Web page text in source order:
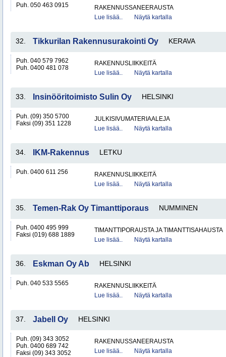
Puh. 050 463 0915
RAKENNUSSANEERAUSTA
Lue lisää..
Näytä kartalla
32. Tikkurilan Rakennusurakointi Oy KERAVA
Puh. 040 579 7962
Puh. 0400 481 078
RAKENNUSLIIKKEITÄ
Lue lisää..
Näytä kartalla
33. Insinööritoimisto Sulin Oy HELSINKI
Puh. (09) 350 5700
Faksi (09) 351 1228
JULKISIVUMATERIAALEJA
Lue lisää..
Näytä kartalla
34. IKM-Rakennus LETKU
Puh. 0400 611 256
RAKENNUSLIIKKEITÄ
Lue lisää..
Näytä kartalla
35. Temen-Rak Oy Timanttiporaus NUMMINEN
Puh. 0400 495 999
Faksi (019) 688 1889
TIMANTTIPORAUSTA JA TIMANTTISAHAUSTA
Lue lisää..
Näytä kartalla
36. Eskman Oy Ab HELSINKI
Puh. 040 533 5565
RAKENNUSLIIKKEITÄ
Lue lisää..
Näytä kartalla
37. Jabell Oy HELSINKI
Puh. (09) 343 3052
Puh. 0400 689 742
Faksi (09) 343 3052
RAKENNUSSANEERAUSTA
Lue lisää..
Näytä kartalla